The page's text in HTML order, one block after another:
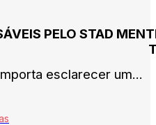
PELO STAD
esclarecer um...